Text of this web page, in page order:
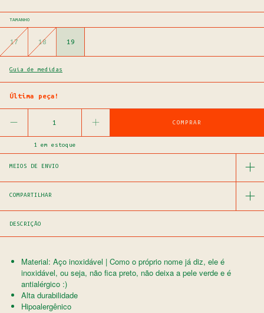
TAMANHO
17 18 19
Guia de medidas
Última peça!
1 em estoque
MEIOS DE ENVIO
COMPARTILHAR
DESCRIÇÃO
Material: Aço inoxidável | Como o próprio nome já diz, ele é
inoxidável, ou seja, não fica preto, não deixa a pele verde e é
antialérgico :)
Alta durabilidade
Hipoalergênico